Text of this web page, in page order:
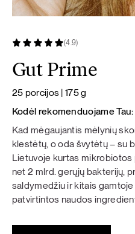
(4.9)
Gut Prime
25 porcijos | 175 g
Kodėl rekomenduojame Tau:
Kad mėgaujantis mėlynių
klestėtų, o oda švytėtų – su
Lietuvoje kurtas mikrobiotos
net 2 mlrd. gerųjų bakterijų,
saldymedžiu ir kitais
patvirtintos naudos